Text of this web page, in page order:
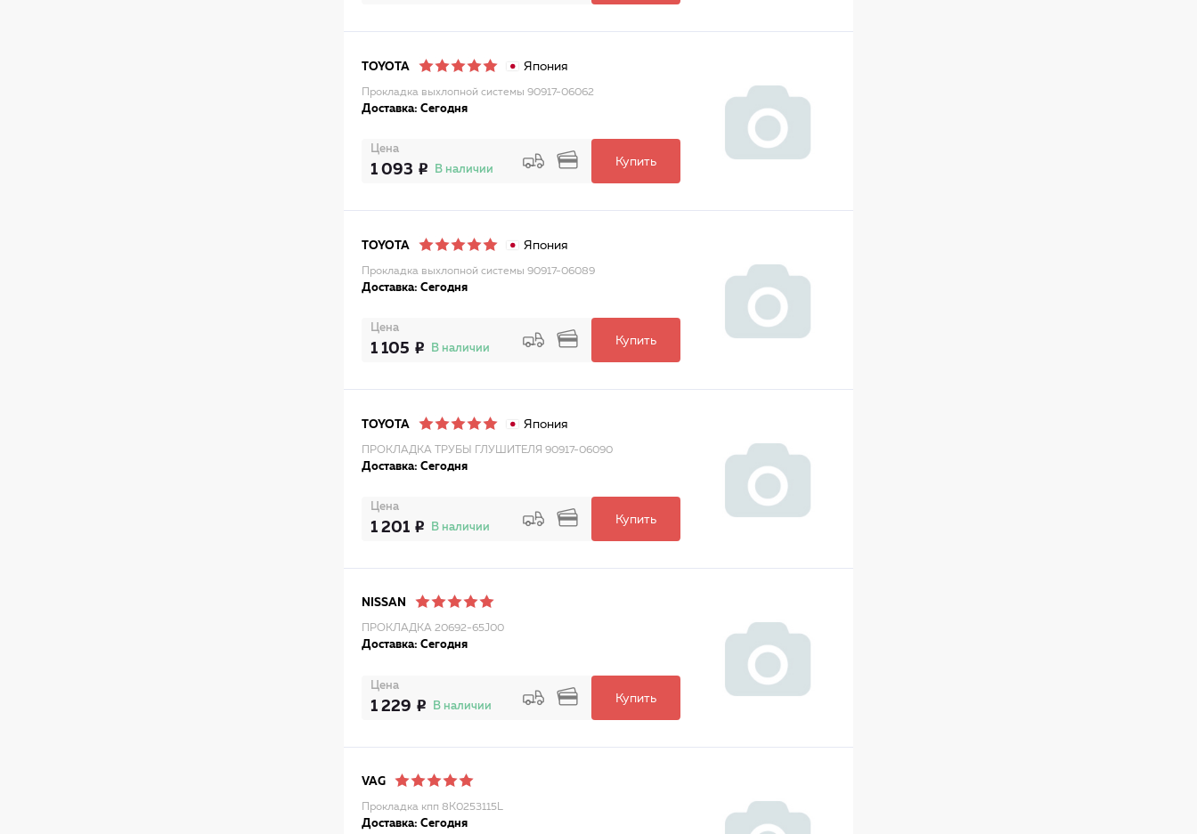
TOYOTA Япония
Прокладка выхлопной системы 90917-06062
Доставка: Сегодня
Цена
1 093 В наличии
Купить
TOYOTA Япония
Прокладка выхлопной системы 90917-06089
Доставка: Сегодня
Цена
1 105 В наличии
Купить
TOYOTA Япония
ПРОКЛАДКА ТРУБЫ ГЛУШИТЕЛЯ 90917-06090
Доставка: Сегодня
Цена
1 201 В наличии
Купить
NISSAN
ПРОКЛАДКА 20692-65J00
Доставка: Сегодня
Цена
1 229 В наличии
Купить
VAG
Пpокладка кпп 8K0253115L
Доставка: Сегодня